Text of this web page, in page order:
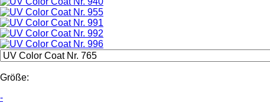
Größe:
-